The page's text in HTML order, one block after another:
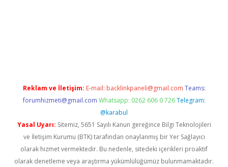
Reklam ve İletişim: E-mail: backlinkpaneli@gmail.com Teams:
forumhizmeti@gmail.com Whatsapp: 0262 606 0 726 Telegram:
@karabul
Yasal Uyarı: Sitemiz, 5651 Sayılı Kanun gereğince Bilgi Teknolojileri
ve İletişim Kurumu (BTK) tarafından onaylanmış bir Yer Sağlayıcı
olarak hizmet vermektedir. Bu nedenle, sitedeki içerikleri proaktif
olarak denetleme veya araştırma yükümlülüğümüz bulunmamaktadır.